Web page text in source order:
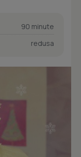
90 minute
redusa